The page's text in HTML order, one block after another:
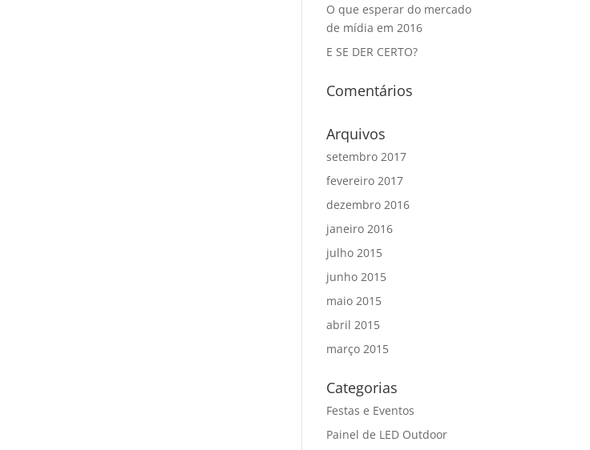
O que esperar do mercado
de mídia em 2016
E SE DER CERTO?
Comentários
Arquivos
setembro 2017
fevereiro 2017
dezembro 2016
janeiro 2016
julho 2015
junho 2015
maio 2015
abril 2015
março 2015
Categorias
Festas e Eventos
Painel de LED Outdoor